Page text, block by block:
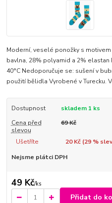
Moderní, veselé ponožky s
bavlna, 28% polyamid a 2%
40°C Nedoporučuje se: sušení v
použití bělidla Vyrobené v Turecku.
Dostupnost
skladem 1 ks
Cena před
slevou
69 Kč
Ušetříte 20 Kč (29%
Nejsme plátci DPH
49 Kč/ks
Přidat do